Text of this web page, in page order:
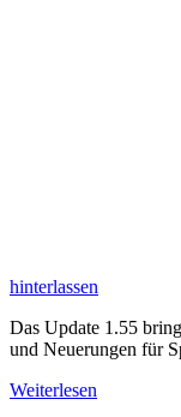
hinterlassen
Das Update 1.55
und Neuerungen für
Weiterlesen